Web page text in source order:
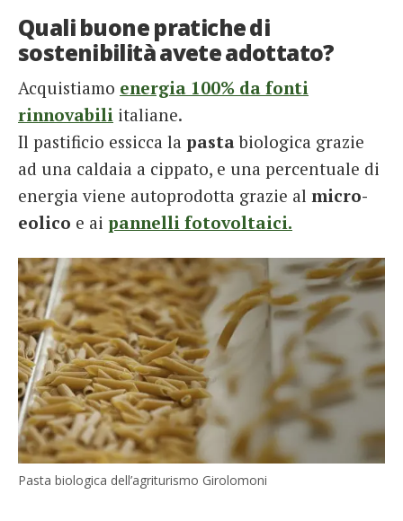
Quali buone pratiche di
sostenibilità avete adottato?
Acquistiamo energia 100% da fonti
rinnovabili italiane.
Il pastificio essicca la pasta biologica grazie
ad una caldaia a cippato, e una percentuale di
energia viene autoprodotta grazie al micro-
eolico e ai pannelli fotovoltaici.
Pasta biologica dell’agriturismo Girolomoni